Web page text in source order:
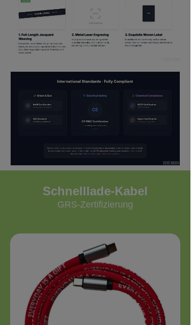
GRS-Zertifizierung
Schnelllade-Kabel